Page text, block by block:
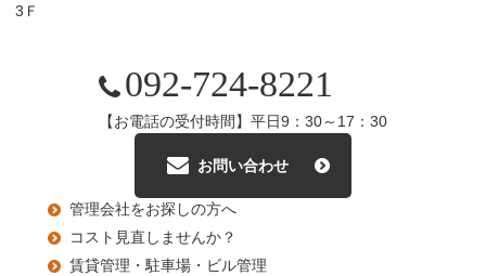
3Ｆ
092-724-8221
【お電話の受付時間】平日9：30～17：30
お問い合わせ
管理会社をお探しの方へ
コスト見直しませんか？
賃貸管理・駐車場・ビル管理